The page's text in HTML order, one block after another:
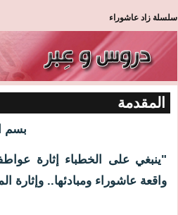
سلسلة زاد عاشوراء